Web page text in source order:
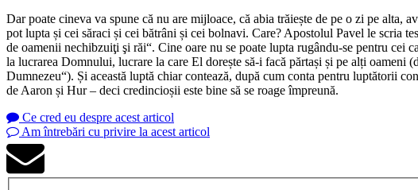
Dar poate cineva va spune că nu are mijloace, că abia trăiește de pe o zi pe alta,
pot lupta și cei săraci și cei bătrâni și cei bolnavi. Care? Apostolul Pavel le scria
de oamenii nechibzuiţi şi răi“. Cine oare nu se poate lupta rugându-se pentru cei
la lucrarea Domnului, lucrare la care El dorește să-i facă părtași și pe alți oameni
Dumnezeu“). Și această luptă chiar contează, după cum conta pentru luptătorii
de Aaron și Hur – deci credincioșii este bine să se roage împreună.
Ce cred eu despre acest articol
Am întrebări cu privire la acest articol